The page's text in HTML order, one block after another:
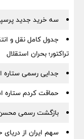
سه خرید جدید
جدول کامل نقل و
تراکتور؛ بحران استقلال
جدایی رسمی ستاره
حماقت کردم ستاره
بازگشت رسمی
سهم ایران از